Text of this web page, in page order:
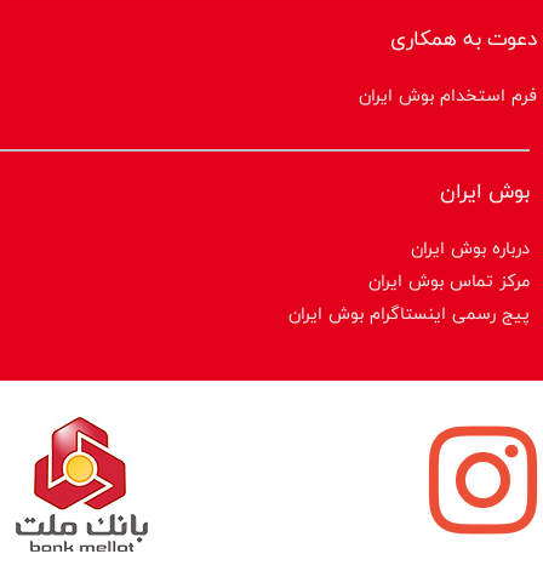
دعوت به همکاری
فرم استخدام بوش ایران
بوش ایران
درباره بوش ایران
مرکز تماس بوش ایران
پیج رسمی اینستاگرام بوش ایران